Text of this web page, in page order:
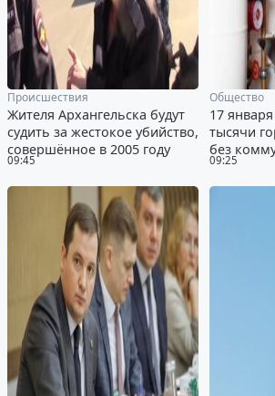
09:45
Происшествия
Жителя Архангельска будут
судить за жестокое убийство,
совершённое в 2005 году
09:25
Общество
17
тысячи
без